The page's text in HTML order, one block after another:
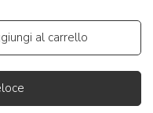
al carrello